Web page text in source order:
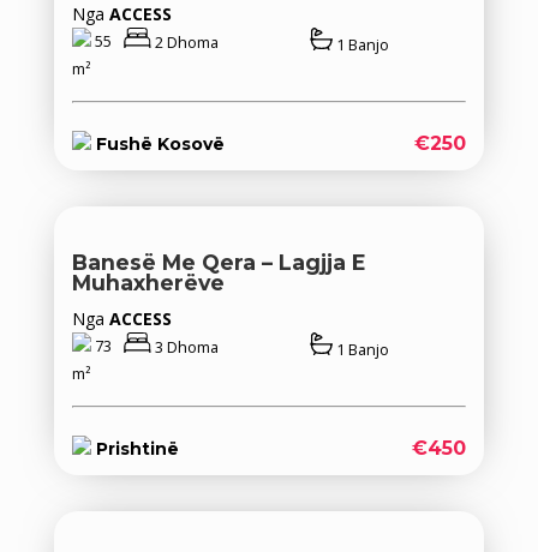
Nga ACCESS
55
m²
2 Dhoma 1 Banjo
Fushë Kosovë €250
Banesë Me Qera – Lagjja E
Muhaxherëve
Nga ACCESS
73
m²
3 Dhoma 1 Banjo
Prishtinë €450